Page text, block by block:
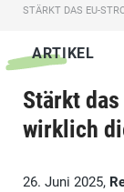
STÄRKT DAS EU-
ARTIKEL
Stärkt
wirklich
26. Juni 2025,